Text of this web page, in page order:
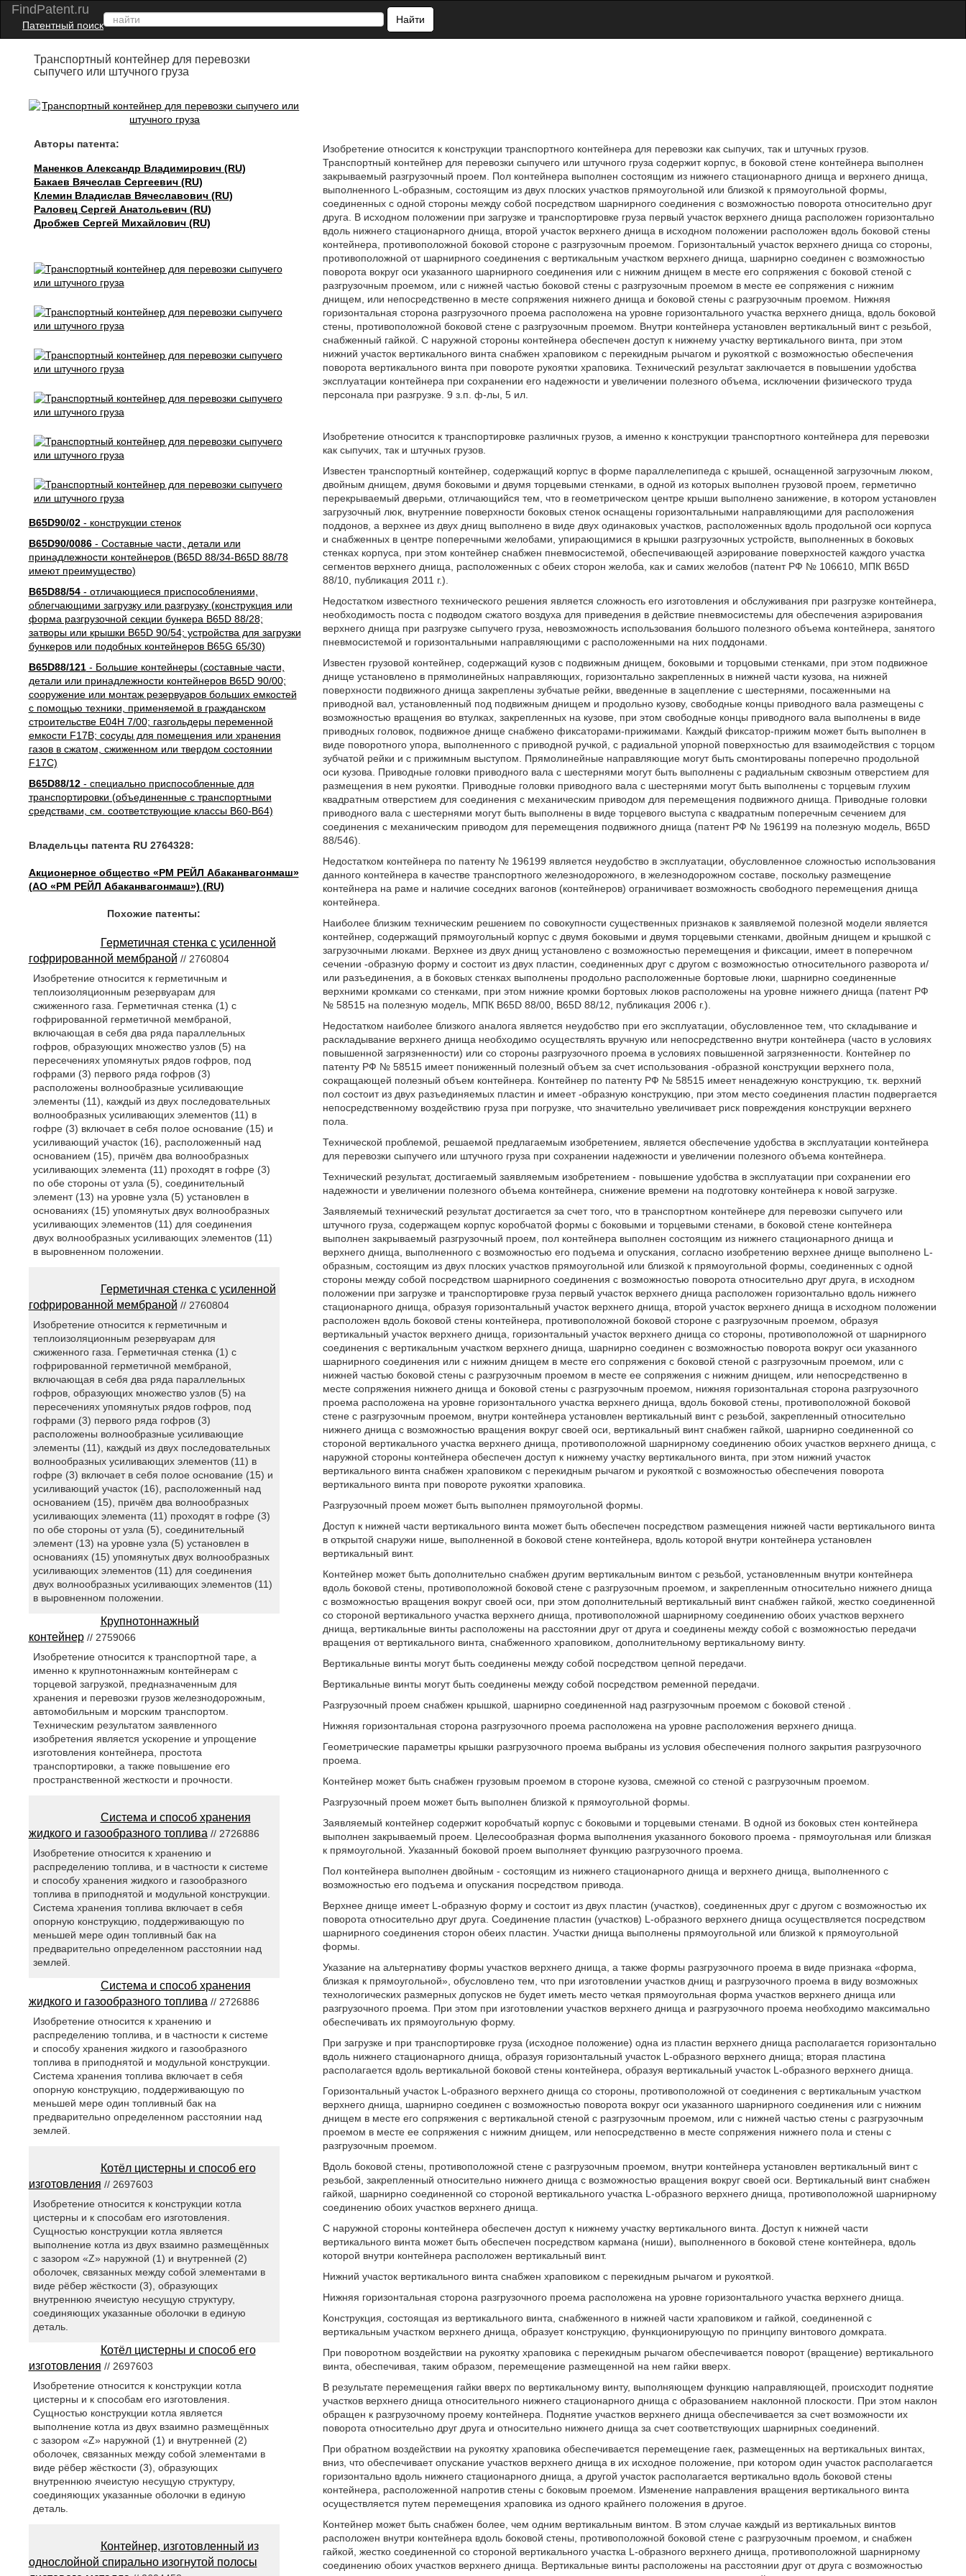
FindPatent.ru
Патентный поиск
Найти
Транспортный контейнер для перевозки
сыпучего или штучного груза
Авторы патента:
Маненков Александр Владимирович (RU)
Бакаев Вячеслав Сергеевич (RU)
Клемин Владислав Вячеславович (RU)
Раловец Сергей Анатольевич (RU)
Дробжев Сергей Михайлович (RU)
B65D90/02- конструкции стенок
B65D90/0086- Составные части, детали или
принадлежности контейнеров (B65D 88/34-B65D 88/78
имеют преимущество)
B65D88/54- отличающиеся приспособлениями,
облегчающими загрузку или разгрузку (конструкция или
форма разгрузочной секции бункера B65D 88/28;
затворы или крышки B65D 90/54; устройства для загрузки
бункеров или подобных контейнеров B65G 65/30)
B65D88/121- Большие контейнеры (составные части,
детали или принадлежности контейнеров B65D 90/00;
сооружение или монтаж резервуаров больших емкостей
с помощью техники, применяемой в гражданском
строительстве E04H 7/00; газгольдеры переменной
емкости F17B; сосуды для помещения или хранения
газов в сжатом, сжиженном или твердом состоянии
F17C)
B65D88/12- специально приспособленные для
транспортировки (объединенные с транспортными
средствами, см. соответствующие классы B60-B64)
Владельцы патента RU 2764328:
Акционерное общество «РМ РЕЙЛ Абаканвагонмаш»
(АО «РМ РЕЙЛ Абаканвагонмаш») (RU)
Изобретение относится к конструкции транспортного контейнера для перевозки как сыпучих, так и штучных грузов.
Транспортный контейнер для перевозки сыпучего или штучного груза содержит корпус, в боковой стене контейнера выполнен
закрываемый разгрузочный проем. Пол контейнера выполнен состоящим из нижнего стационарного днища и верхнего днища,
выполненного L-образным, состоящим из двух плоских участков прямоугольной или близкой к прямоугольной формы,
соединенных с одной стороны между собой посредством шарнирного соединения с возможностью поворота относительно друг
друга. В исходном положении при загрузке и транспортировке груза первый участок верхнего днища расположен горизонтально
вдоль нижнего стационарного днища, второй участок верхнего днища в исходном положении расположен вдоль боковой стены
контейнера, противоположной боковой стороне с разгрузочным проемом. Горизонтальный участок верхнего днища со стороны,
противоположной от шарнирного соединения с вертикальным участком верхнего днища, шарнирно соединен с возможностью
поворота вокруг оси указанного шарнирного соединения или с нижним днищем в месте его сопряжения с боковой стеной с
разгрузочным проемом, или с нижней частью боковой стены с разгрузочным проемом в месте ее сопряжения с нижним
днищем, или непосредственно в месте сопряжения нижнего днища и боковой стены с разгрузочным проемом. Нижняя
горизонтальная сторона разгрузочного проема расположена на уровне горизонтального участка верхнего днища, вдоль боковой
стены, противоположной боковой стене с разгрузочным проемом. Внутри контейнера установлен вертикальный винт с резьбой,
снабженный гайкой. С наружной стороны контейнера обеспечен доступ к нижнему участку вертикального винта, при этом
нижний участок вертикального винта снабжен храповиком с перекидным рычагом и рукояткой с возможностью обеспечения
поворота вертикального винта при повороте рукоятки храповика. Технический результат заключается в повышении удобства
эксплуатации контейнера при сохранении его надежности и увеличении полезного объема, исключении физического труда
персонала при разгрузке. 9 з.п. ф-лы, 5 ил.
Изобретение относится к транспортировке различных грузов, а именно к конструкции транспортного контейнера для перевозки
как сыпучих, так и штучных грузов.
Известен транспортный контейнер, содержащий корпус в форме параллелепипеда с крышей, оснащенной загрузочным люком,
двойным днищем, двумя боковыми и двумя торцевыми стенками, в одной из которых выполнен грузовой проем, герметично
перекрываемый дверьми, отличающийся тем, что в геометрическом центре крыши выполнено занижение, в котором установлен
загрузочный люк, внутренние поверхности боковых стенок оснащены горизонтальными направляющими для расположения
поддонов, а верхнее из двух днищ выполнено в виде двух одинаковых участков, расположенных вдоль продольной оси корпуса
и снабженных в центре поперечными желобами, упирающимися в крышки разгрузочных устройств, выполненных в боковых
стенках корпуса, при этом контейнер снабжен пневмосистемой, обеспечивающей аэрирование поверхностей каждого участка
сегментов верхнего днища, расположенных с обеих сторон желоба, как и самих желобов (патент РФ № 106610, МПК B65D
88/10, публикация 2011 г.).
Недостатком известного технического решения является сложность его изготовления и обслуживания при разгрузке контейнера,
необходимость поста с подводом сжатого воздуха для приведения в действие пневмосистемы для обеспечения аэрирования
верхнего днища при разгрузке сыпучего груза, невозможность использования большого полезного объема контейнера, занятого
пневмосистемой и горизонтальными направляющими с расположенными на них поддонами.
Известен грузовой контейнер, содержащий кузов с подвижным днищем, боковыми и торцовыми стенками, при этом подвижное
днище установлено в прямолинейных направляющих, горизонтально закрепленных в нижней части кузова, на нижней
поверхности подвижного днища закреплены зубчатые рейки, введенные в зацепление с шестернями, посаженными на
приводной вал, установленный под подвижным днищем и продольно кузову, свободные концы приводного вала размещены с
возможностью вращения во втулках, закрепленных на кузове, при этом свободные концы приводного вала выполнены в виде
приводных головок, подвижное днище снабжено фиксаторами-прижимами. Каждый фиксатор-прижим может быть выполнен в
виде поворотного упора, выполненного с приводной ручкой, с радиальной упорной поверхностью для взаимодействия с торцом
зубчатой рейки и с прижимным выступом. Прямолинейные направляющие могут быть смонтированы поперечно продольной
оси кузова. Приводные головки приводного вала с шестернями могут быть выполнены с радиальным сквозным отверстием для
размещения в нем рукоятки. Приводные головки приводного вала с шестернями могут быть выполнены с торцевым глухим
квадратным отверстием для соединения с механическим приводом для перемещения подвижного днища. Приводные головки
приводного вала с шестернями могут быть выполнены в виде торцевого выступа с квадратным поперечным сечением для
соединения с механическим приводом для перемещения подвижного днища (патент РФ № 196199 на полезную модель, B65D
88/546).
Недостатком контейнера по патенту № 196199 является неудобство в эксплуатации, обусловленное сложностью использования
данного контейнера в качестве транспортного железнодорожного, в железнодорожном составе, поскольку размещение
контейнера на раме и наличие соседних вагонов (контейнеров) ограничивает возможность свободного перемещения днища
контейнера.
Наиболее близким техническим решением по совокупности существенных признаков к заявляемой полезной модели является
контейнер, содержащий прямоугольный корпус с двумя боковыми и двумя торцевыми стенками, двойным днищем и крышкой с
загрузочными люками. Верхнее из двух днищ установлено с возможностью перемещения и фиксации, имеет в поперечном
сечении -образную форму и состоит из двух пластин, соединенных друг с другом с возможностью относительного разворота и/
или разъединения, а в боковых стенках выполнены продольно расположенные бортовые люки, шарнирно соединенные
верхними кромками со стенками, при этом нижние кромки бортовых люков расположены на уровне нижнего днища (патент РФ
№ 58515 на полезную модель, МПК B65D 88/00, B65D 88/12, публикация 2006 г.).
Недостатком наиболее близкого аналога является неудобство при его эксплуатации, обусловленное тем, что складывание и
раскладывание верхнего днища необходимо осуществлять вручную или непосредственно внутри контейнера (часто в условиях
повышенной загрязненности) или со стороны разгрузочного проема в условиях повышенной загрязненности. Контейнер по
патенту РФ № 58515 имеет пониженный полезный объем за счет использования -образной конструкции верхнего пола,
сокращающей полезный объем контейнера. Контейнер по патенту РФ № 58515 имеет ненадежную конструкцию, т.к. верхний
пол состоит из двух разъединяемых пластин и имеет -образную конструкцию, при этом место соединения пластин подвергается
непосредственному воздействию груза при погрузке, что значительно увеличивает риск повреждения конструкции верхнего
пола.
Технической проблемой, решаемой предлагаемым изобретением, является обеспечение удобства в эксплуатации контейнера
для перевозки сыпучего или штучного груза при сохранении надежности и увеличении полезного объема контейнера.
Технический результат, достигаемый заявляемым изобретением - повышение удобства в эксплуатации при сохранении его
надежности и увеличении полезного объема контейнера, снижение времени на подготовку контейнера к новой загрузке.
Заявляемый технический результат достигается за счет того, что в транспортном контейнере для перевозки сыпучего или
штучного груза, содержащем корпус коробчатой формы с боковыми и торцевыми стенами, в боковой стене контейнера
выполнен закрываемый разгрузочный проем, пол контейнера выполнен состоящим из нижнего стационарного днища и
верхнего днища, выполненного с возможностью его подъема и опускания, согласно изобретению верхнее днище выполнено L-
образным, состоящим из двух плоских участков прямоугольной или близкой к прямоугольной формы, соединенных с одной
стороны между собой посредством шарнирного соединения с возможностью поворота относительно друг друга, в исходном
положении при загрузке и транспортировке груза первый участок верхнего днища расположен горизонтально вдоль нижнего
стационарного днища, образуя горизонтальный участок верхнего днища, второй участок верхнего днища в исходном положении
расположен вдоль боковой стены контейнера, противоположной боковой стороне с разгрузочным проемом, образуя
вертикальный участок верхнего днища, горизонтальный участок верхнего днища со стороны, противоположной от шарнирного
соединения с вертикальным участком верхнего днища, шарнирно соединен с возможностью поворота вокруг оси указанного
шарнирного соединения или с нижним днищем в месте его сопряжения с боковой стеной с разгрузочным проемом, или с
нижней частью боковой стены с разгрузочным проемом в месте ее сопряжения с нижним днищем, или непосредственно в
месте сопряжения нижнего днища и боковой стены с разгрузочным проемом, нижняя горизонтальная сторона разгрузочного
проема расположена на уровне горизонтального участка верхнего днища, вдоль боковой стены, противоположной боковой
стене с разгрузочным проемом, внутри контейнера установлен вертикальный винт с резьбой, закрепленный относительно
нижнего днища с возможностью вращения вокруг своей оси, вертикальный винт снабжен гайкой, шарнирно соединенной со
стороной вертикального участка верхнего днища, противоположной шарнирному соединению обоих участков верхнего днища, с
наружной стороны контейнера обеспечен доступ к нижнему участку вертикального винта, при этом нижний участок
вертикального винта снабжен храповиком с перекидным рычагом и рукояткой с возможностью обеспечения поворота
вертикального винта при повороте рукоятки храповика.
Разгрузочный проем может быть выполнен прямоугольной формы.
Доступ к нижней части вертикального винта может быть обеспечен посредством размещения нижней части вертикального винта
в открытой снаружи нише, выполненной в боковой стене контейнера, вдоль которой внутри контейнера установлен
вертикальный винт.
Контейнер может быть дополнительно снабжен другим вертикальным винтом с резьбой, установленным внутри контейнера
вдоль боковой стены, противоположной боковой стене с разгрузочным проемом, и закрепленным относительно нижнего днища
с возможностью вращения вокруг своей оси, при этом дополнительный вертикальный винт снабжен гайкой, жестко соединенной
со стороной вертикального участка верхнего днища, противоположной шарнирному соединению обоих участков верхнего
днища, вертикальные винты расположены на расстоянии друг от друга и соединены между собой с возможностью передачи
вращения от вертикального винта, снабженного храповиком, дополнительному вертикальному винту.
Вертикальные винты могут быть соединены между собой посредством цепной передачи.
Вертикальные винты могут быть соединены между собой посредством ременной передачи.
Разгрузочный проем снабжен крышкой, шарнирно соединенной над разгрузочным проемом с боковой стеной .
Нижняя горизонтальная сторона разгрузочного проема расположена на уровне расположения верхнего днища.
Геометрические параметры крышки разгрузочного проема выбраны из условия обеспечения полного закрытия разгрузочного
проема.
Контейнер может быть снабжен грузовым проемом в стороне кузова, смежной со стеной с разгрузочным проемом.
Разгрузочный проем может быть выполнен близкой к прямоугольной формы.
Заявляемый контейнер содержит коробчатый корпус с боковыми и торцевыми стенами. В одной из боковых стен контейнера
выполнен закрываемый проем. Целесообразная форма выполнения указанного бокового проема - прямоугольная или близкая
к прямоугольной. Указанный боковой проем выполняет функцию разгрузочного проема.
Пол контейнера выполнен двойным - состоящим из нижнего стационарного днища и верхнего днища, выполненного с
возможностью его подъема и опускания посредством привода.
Верхнее днище имеет L-образную форму и состоит из двух пластин (участков), соединенных друг с другом с возможностью их
поворота относительно друг друга. Соединение пластин (участков) L-образного верхнего днища осуществляется посредством
шарнирного соединения сторон обеих пластин. Участки днища выполнены прямоугольной или близкой к прямоугольной
формы.
Указание на альтернативу формы участков верхнего днища, а также формы разгрузочного проема в виде признака «форма,
близкая к прямоугольной», обусловлено тем, что при изготовлении участков днищ и разгрузочного проема в виду возможных
технологических размерных допусков не будет иметь место четкая прямоугольная форма участков верхнего днища или
разгрузочного проема. При этом при изготовлении участков верхнего днища и разгрузочного проема необходимо максимально
обеспечивать их прямоугольную форму.
При загрузке и при транспортировке груза (исходное положение) одна из пластин верхнего днища располагается горизонтально
вдоль нижнего стационарного днища, образуя горизонтальный участок L-образного верхнего днища; вторая пластина
располагается вдоль вертикальной боковой стены контейнера, образуя вертикальный участок L-образного верхнего днища.
Горизонтальный участок L-образного верхнего днища со стороны, противоположной от соединения с вертикальным участком
верхнего днища, шарнирно соединен с возможностью поворота вокруг оси указанного шарнирного соединения или с нижним
днищем в месте его сопряжения с вертикальной стеной с разгрузочным проемом, или с нижней частью стены с разгрузочным
проемом в месте ее сопряжения с нижним днищем, или непосредственно в месте сопряжения нижнего пола и стены с
разгрузочным проемом.
Вдоль боковой стены, противоположной стене с разгрузочным проемом, внутри контейнера установлен вертикальный винт с
резьбой, закрепленный относительно нижнего днища с возможностью вращения вокруг своей оси. Вертикальный винт снабжен
гайкой, шарнирно соединенной со стороной вертикального участка L-образного верхнего днища, противоположной шарнирному
соединению обоих участков верхнего днища.
С наружной стороны контейнера обеспечен доступ к нижнему участку вертикального винта. Доступ к нижней части
вертикального винта может быть обеспечен посредством кармана (ниши), выполненного в боковой стене контейнера, вдоль
которой внутри контейнера расположен вертикальный винт.
Нижний участок вертикального винта снабжен храповиком с перекидным рычагом и рукояткой.
Нижняя горизонтальная сторона разгрузочного проема расположена на уровне горизонтального участка верхнего днища.
Конструкция, состоящая из вертикального винта, снабженного в нижней части храповиком и гайкой, соединенной с
вертикальным участком верхнего днища, образует конструкцию, функционирующую по принципу винтового домкрата.
При поворотном воздействии на рукоятку храповика с перекидным рычагом обеспечивается поворот (вращение) вертикального
винта, обеспечивая, таким образом, перемещение размещенной на нем гайки вверх.
В результате перемещения гайки вверх по вертикальному винту, выполняющем функцию направляющей, происходит поднятие
участков верхнего днища относительного нижнего стационарного днища с образованием наклонной плоскости. При этом наклон
обращен к разгрузочному проему контейнера. Поднятие участков верхнего днища обеспечивается за счет возможности их
поворота относительно друг друга и относительно нижнего днища за счет соответствующих шарнирных соединений.
При обратном воздействии на рукоятку храповика обеспечивается перемещение гаек, размещенных на вертикальных винтах,
вниз, что обеспечивает опускание участков верхнего днища в их исходное положение, при котором один участок располагается
горизонтально вдоль нижнего стационарного днища, а другой участок располагается вертикально вдоль боковой стены
контейнера, расположенной напротив стены с боковым проемом. Изменение направления вращения вертикального винта
осуществляется путем перемещения храповика из одного крайнего положения в другое.
Контейнер может быть снабжен более, чем одним вертикальным винтом. В этом случае каждый из вертикальных винтов
расположен внутри контейнера вдоль боковой стены, противоположной боковой стене с разгрузочным проемом, и снабжен
гайкой, жестко соединенной со стороной вертикального участка L-образного верхнего днища, противоположной шарнирному
соединению обоих участков верхнего днища. Вертикальные винты расположены на расстоянии друг от друга с возможностью
Похожие патенты:
Герметичная стенка с усиленной
гофрированной мембраной // 2760804
Изобретение относится к герметичным и
теплоизоляционным резервуарам для
сжиженного газа. Герметичная стенка (1) с
гофрированной герметичной мембраной,
включающая в себя два ряда параллельных
гофров, образующих множество узлов (5) на
пересечениях упомянутых рядов гофров, под
гофрами (3) первого ряда гофров (3)
расположены волнообразные усиливающие
элементы (11), каждый из двух последовательных
волнообразных усиливающих элементов (11) в
гофре (3) включает в себя полое основание (15) и
усиливающий участок (16), расположенный над
основанием (15), причём два волнообразных
усиливающих элемента (11) проходят в гофре (3)
по обе стороны от узла (5), соединительный
элемент (13) на уровне узла (5) установлен в
основаниях (15) упомянутых двух волнообразных
усиливающих элементов (11) для соединения
двух волнообразных усиливающих элементов (11)
в выровненном положении.
Герметичная стенка с усиленной
гофрированной мембраной // 2760804
Изобретение относится к герметичным и
теплоизоляционным резервуарам для
сжиженного газа. Герметичная стенка (1) с
гофрированной герметичной мембраной,
включающая в себя два ряда параллельных
гофров, образующих множество узлов (5) на
пересечениях упомянутых рядов гофров, под
гофрами (3) первого ряда гофров (3)
расположены волнообразные усиливающие
элементы (11), каждый из двух последовательных
волнообразных усиливающих элементов (11) в
гофре (3) включает в себя полое основание (15) и
усиливающий участок (16), расположенный над
основанием (15), причём два волнообразных
усиливающих элемента (11) проходят в гофре (3)
по обе стороны от узла (5), соединительный
элемент (13) на уровне узла (5) установлен в
основаниях (15) упомянутых двух волнообразных
усиливающих элементов (11) для соединения
двух волнообразных усиливающих элементов (11)
в выровненном положении.
Крупнотоннажный
контейнер// 2759066
Изобретение относится к транспортной таре, а
именно к крупнотоннажным контейнерам с
торцевой загрузкой, предназначенным для
хранения и перевозки грузов железнодорожным,
автомобильным и морским транспортом.
Техническим результатом заявленного
изобретения является ускорение и упрощение
изготовления контейнера, простота
транспортировки, а также повышение его
пространственной жесткости и прочности.
Система и способ хранения
жидкого и газообразного топлива // 2726886
Изобретение относится к хранению и
распределению топлива, и в частности к системе
и способу хранения жидкого и газообразного
топлива в приподнятой и модульной конструкции.
Система хранения топлива включает в себя
опорную конструкцию, поддерживающую по
меньшей мере один топливный бак на
предварительно определенном расстоянии над
землей.
Система и способ хранения
жидкого и газообразного топлива // 2726886
Изобретение относится к хранению и
распределению топлива, и в частности к системе
и способу хранения жидкого и газообразного
топлива в приподнятой и модульной конструкции.
Система хранения топлива включает в себя
опорную конструкцию, поддерживающую по
меньшей мере один топливный бак на
предварительно определенном расстоянии над
землей.
Котёл цистерны и способ его
изготовления // 2697603
Изобретение относится к конструкции котла
цистерны и к способам его изготовления.
Сущностью конструкции котла является
выполнение котла из двух взаимно размещённых
с зазором «Z» наружной (1) и внутренней (2)
оболочек, связанных между собой элементами в
виде рёбер жёсткости (3), образующих
внутреннюю ячеистую несущую структуру,
соединяющих указанные оболочки в единую
деталь.
Котёл цистерны и способ его
изготовления // 2697603
Изобретение относится к конструкции котла
цистерны и к способам его изготовления.
Сущностью конструкции котла является
выполнение котла из двух взаимно размещённых
с зазором «Z» наружной (1) и внутренней (2)
оболочек, связанных между собой элементами в
виде рёбер жёсткости (3), образующих
внутреннюю ячеистую несущую структуру,
соединяющих указанные оболочки в единую
деталь.
Контейнер, изготовленный из
однослойной спирально изогнутой полосы